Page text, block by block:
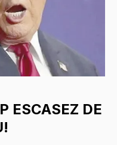
ESCASEZ DE